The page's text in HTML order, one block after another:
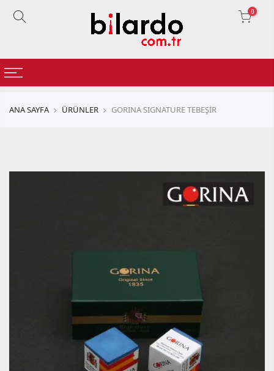
0
ANA SAYFA ÜRÜNLER GORINA SIGNATURE TEBEŞİR